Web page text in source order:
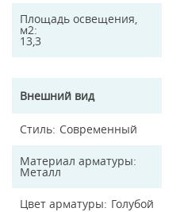
Площадь освещения,
м2
13,3
Внешний вид
Стиль Современный
Материал арматуры
Металл
Цвет арматуры Голубой